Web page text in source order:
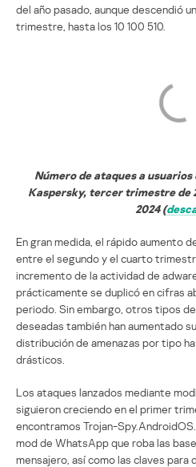
del año pasado, aunque descendió
trimestre, hasta los 10 100 510.
Número de ataques a
Kaspersky, tercer trimestre de
2024 (
En gran medida, el rápido aumento
entre el segundo y el cuarto
incremento de la actividad de
prácticamente se duplicó en cifras
periodo. Sin embargo, otros tipos
deseadas también han aumentado
distribución de amenazas por tipo
drásticos.
Los ataques lanzados mediante
siguieron creciendo en el primer
encontramos Trojan-
mod de WhatsApp que roba las
mensajero, así como las claves